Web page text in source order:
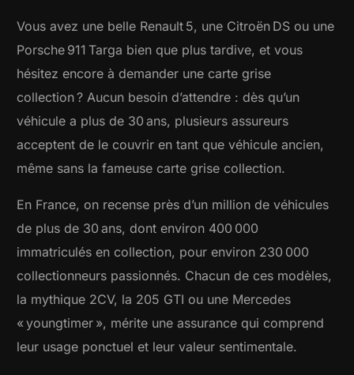
Vous avez une belle Renault 5, une Citroën DS ou une
Porsche 911 Targa bien que plus tardive, et vous
hésitez encore à demander une carte grise
collection ? Aucun besoin d’attendre : dès qu’un
véhicule a plus de 30 ans, plusieurs assureurs
acceptent de le couvrir en tant que véhicule ancien,
même sans la fameuse carte grise collection.
En France, on recense près d’un million de véhicules
de plus de 30 ans, dont environ 400 000
immatriculés en collection, pour environ 230 000
collectionneurs passionnés. Chacun de ces modèles,
la mythique 2CV, la 205 GTI ou une Mercedes
« youngtimer », mérite une assurance qui comprend
leur usage ponctuel et leur valeur sentimentale.